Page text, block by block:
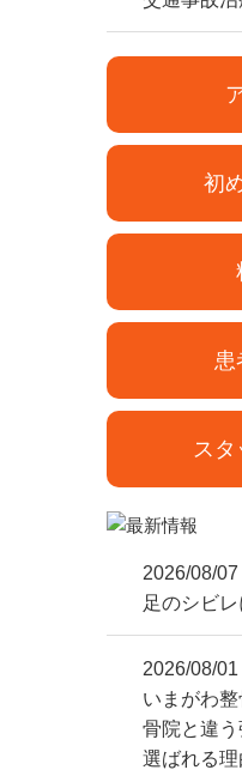
初
患
ス
2026/08/07
足のシビ
2026/08/01
いまがわ
骨院と違
選ばれる